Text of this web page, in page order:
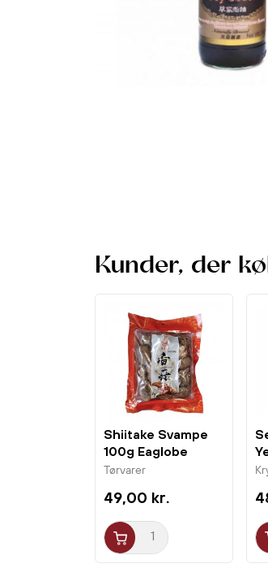
Kunder, der
Shiitake Svampe
100g Eaglobe
Tørvarer
49,00 kr.